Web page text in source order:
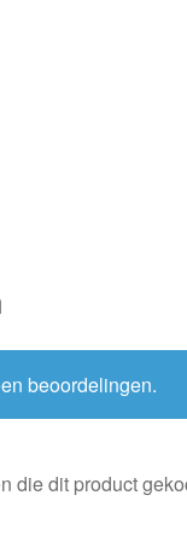
beoordelingen.
die dit product